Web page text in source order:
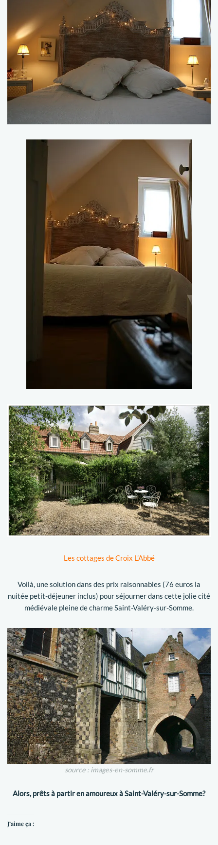
Les cottages de Croix L’Abbé
Voilà, une solution dans des prix raisonnables (76 euros la
nuitée petit-déjeuner inclus) pour séjourner dans cette jolie cité
médiévale pleine de charme Saint-Valéry-sur-Somme.
source : images-en-somme.fr
Alors, prêts à partir en amoureux à Saint-Valéry-sur-Somme?
J’aime ça :